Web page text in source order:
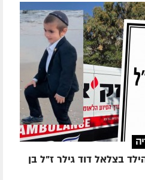
בצלאל דוד גילר ז"ל בן